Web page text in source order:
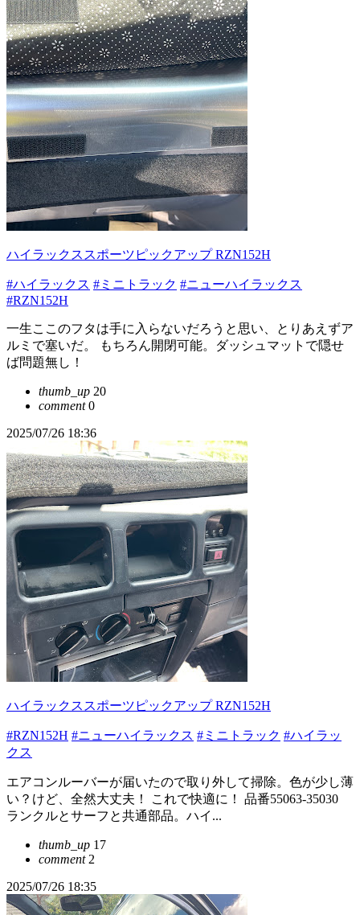
ハイラックススポーツピックアップ RZN152H
#ハイラックス #ミニトラック #ニューハイラックス
#RZN152H
一生ここのフタは手に入らないだろうと思い、とりあえずア
ルミで塞いだ。 もちろん開閉可能。ダッシュマットで隠せ
ば問題無し！
thumb_up 20
comment0
2025/07/26 18:36
ハイラックススポーツピックアップ RZN152H
#RZN152H #ニューハイラックス #ミニトラック #ハイラッ
クス
エアコンルーバーが届いたので取り外して掃除。色が少し薄
い？けど、全然大丈夫！ これで快適に！ 品番55063-35030
ランクルとサーフと共通部品。ハイ...
thumb_up 17
comment2
2025/07/26 18:35